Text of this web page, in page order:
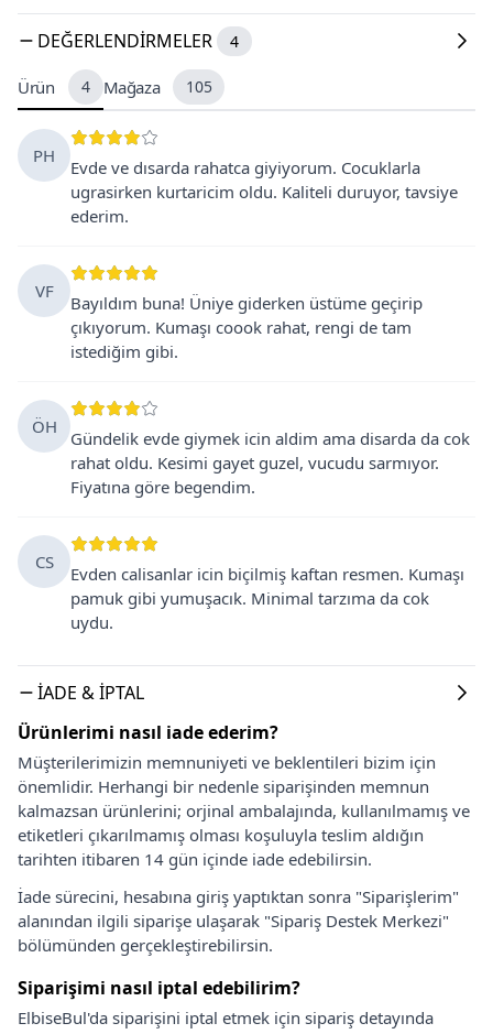
DEĞERLENDIRMELER 4
Ürün 4 Mağaza 105
PH
Evde ve dısarda rahatca giyiyorum. Cocuklarla
ugrasirken kurtaricim oldu. Kaliteli duruyor, tavsiye
ederim.
VF
Bayıldım buna! Üniye giderken üstüme geçirip
çıkıyorum. Kumaşı coook rahat, rengi de tam
istediğim gibi.
ÖH
Gündelik evde giymek icin aldim ama disarda da cok
rahat oldu. Kesimi gayet guzel, vucudu sarmıyor.
Fiyatına göre begendim.
CS
Evden calisanlar icin biçilmiş kaftan resmen. Kumaşı
pamuk gibi yumuşacık. Minimal tarzıma da cok
uydu.
İADE & İPTAL
Ürünlerimi nasıl iade ederim?
Müşterilerimizin memnuniyeti ve beklentileri bizim için
önemlidir. Herhangi bir nedenle siparişinden memnun
kalmazsan ürünlerini; orjinal ambalajında, kullanılmamış ve
etiketleri çıkarılmamış olması koşuluyla teslim aldığın
tarihten itibaren 14 gün içinde iade edebilirsin.
İade sürecini, hesabına giriş yaptıktan sonra "Siparişlerim"
alanından ilgili siparişe ulaşarak "Sipariş Destek Merkezi"
bölümünden gerçekleştirebilirsin.
Siparişimi nasıl iptal edebilirim?
ElbiseBul'da siparişini iptal etmek için sipariş detayında